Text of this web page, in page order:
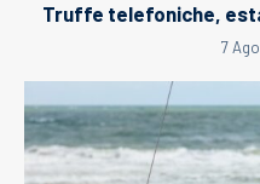
Truffe telefoniche,
7